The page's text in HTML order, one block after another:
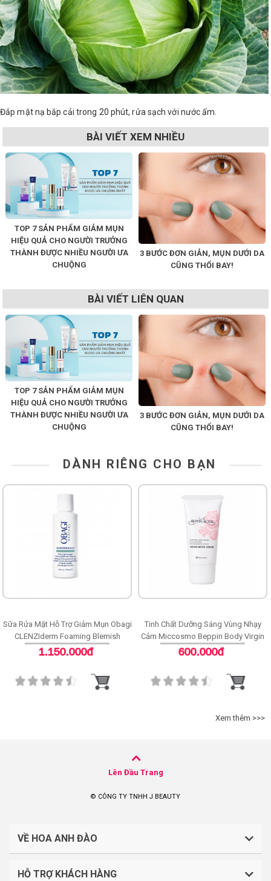
Đắp mặt nạ bắp cải trong 20 phút, rửa sạch với nước ấm.
BÀI VIẾT XEM NHIỀU
TOP 7 SẢN PHẨM GIẢM MỤN
HIỆU QUẢ CHO NGƯỜI TRƯỞNG
THÀNH ĐƯỢC NHIỀU NGƯỜI ƯA
CHUỘNG
3 BƯỚC ĐƠN GIẢN, MỤN DƯỚI DA
CŨNG THỔI BAY!
BÀI VIẾT LIÊN QUAN
TOP 7 SẢN PHẨM GIẢM MỤN
HIỆU QUẢ CHO NGƯỜI TRƯỞNG
THÀNH ĐƯỢC NHIỀU NGƯỜI ƯA
CHUỘNG
3 BƯỚC ĐƠN GIẢN, MỤN DƯỚI DA
CŨNG THỔI BAY!
DÀNH RIÊNG CHO BẠN
Sữa Rửa Mặt Hỗ Trợ Giảm Mụn Obagi
CLENZIderm Foaming Blemish
Cleanser
1.150.000đ
Tinh Chất Dưỡng Sáng Vùng Nhạy
Cảm Miccosmo Beppin Body Virgin
White Serum
600.000đ
Xem thêm >>>
Lên Đầu Trang
© CÔNG TY TNHH J BEAUTY
VỀ HOA ANH ĐÀO
CÔNG TY TNHH J BEAUTY
HỖ TRỢ KHÁCH HÀNG